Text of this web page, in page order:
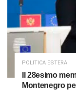
POLITICA ESTERA
Il 28esimo
Montenegro